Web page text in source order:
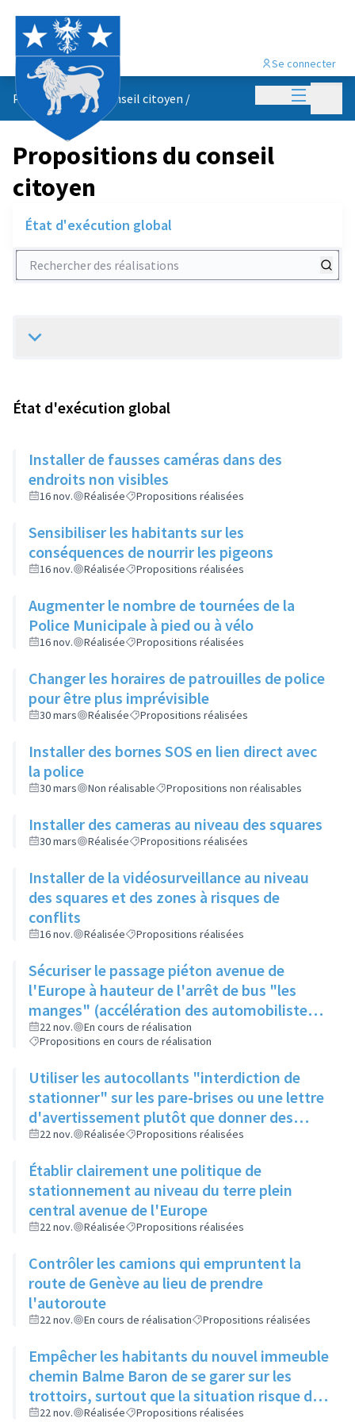
Menu
Se connecter
Propositions du conseil citoyen /
Propositions du conseil
citoyen
État d'exécution global
Rechercher des réalisations
État d'exécution global
Installer de fausses caméras dans des
endroits non visibles
16 nov. Réalisée Propositions réalisées
Sensibiliser les habitants sur les
conséquences de nourrir les pigeons
16 nov. Réalisée Propositions réalisées
Augmenter le nombre de tournées de la
Police Municipale à pied ou à vélo
16 nov. Réalisée Propositions réalisées
Changer les horaires de patrouilles de police
pour être plus imprévisible
30 mars Réalisée Propositions réalisées
Installer des bornes SOS en lien direct avec
la police
30 mars Non réalisable Propositions non réalisables
Installer des cameras au niveau des squares
30 mars Réalisée Propositions réalisées
Installer de la vidéosurveillance au niveau
des squares et des zones à risques de
conflits
16 nov. Réalisée Propositions réalisées
Sécuriser le passage piéton avenue de
l'Europe à hauteur de l'arrêt de bus "les
manges" (accélération des automobilistes).
Avoir un ASVP pour faire traverser aux
heures d'entrées et sorties de classe
22 nov.
En cours de réalisation
Propositions en cours de réalisation
Utiliser les autocollants "interdiction de
stationner" sur les pare-brises ou une lettre
d'avertissement plutôt que donner des
amendes qui risquent de faire fuir les
rilliards du centre ville
22 nov. Réalisée Propositions réalisées
Établir clairement une politique de
stationnement au niveau du terre plein
central avenue de l'Europe
22 nov. Réalisée Propositions réalisées
Contrôler les camions qui empruntent la
route de Genève au lieu de prendre
l'autoroute
22 nov. En cours de réalisation Propositions réalisées
Empêcher les habitants du nouvel immeuble
chemin Balme Baron de se garer sur les
trottoirs, surtout que la situation risque de
se détériorer à la création d'un autre
22 nov. Réalisée Propositions réalisées